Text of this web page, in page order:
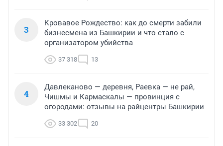
3
Кровавое Рождество: как до смерти забили
бизнесмена из Башкирии и что стало с
организатором убийства
37 318 13
4
Давлеканово — деревня, Раевка — не рай,
Чишмы и Кармаскалы — провинция с
огородами: отзывы на райцентры Башкирии
33 302 20